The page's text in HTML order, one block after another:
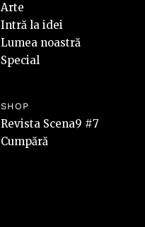
Arte
Intră la idei
Lumea noastră
Special
SHOP
Revista Scena9 #7
Cumpără